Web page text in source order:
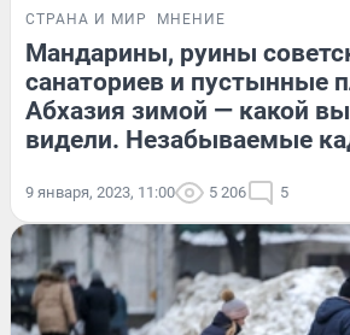
СТРАНА И МИР МНЕНИЕ
Мандарины, руины
санаториев и пустынные
Абхазия зимой — какой
видели. Незабываемые
9 января, 2023, 11:00 5 206 5